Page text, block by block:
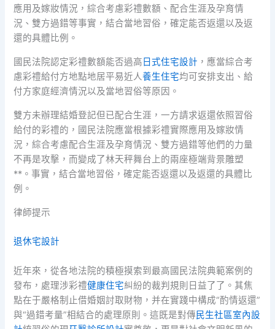
應用及嫁妝情況，綜合考慮彩禮數額、配合生涯及孕育情
況、雙方過錯等事實，結合當地習俗，確定能否返還以及返
還的具體比例。
國民法院認定彩禮數額能否過高 日式住宅設計 ，應當綜合考
慮彩禮給付方地點地居平易近人養生住宅均可安排支出、給
付方家庭經濟情況以及當地習俗等原因。
雙方未辦理結婚登記但已配合生涯，一方請求返還依照習俗
給付的彩禮的，國民法院應當根據彩禮實際應用及嫁妝情
況，綜合考慮配合生涯及孕育情況、雙方過錯等他們的力量
不再是攻擊，而變成了林天秤舞台上的兩座極端背景雕塑
**。事實，結合當地習俗，確定能否返還以及返還的具體比
例。
律師提示
退休宅設計
近年來，從各地法院的積極摸索到最高國民法院典範案例的
發布，處理涉彩禮健康住宅糾紛的裁判規則日益了了。其焦
點在于嚴格制止借婚姻討取財物，并在實踐中構成“酌情返還”
與“過錯考量”相結合的處理原則。這既是對傳民生社區室內設